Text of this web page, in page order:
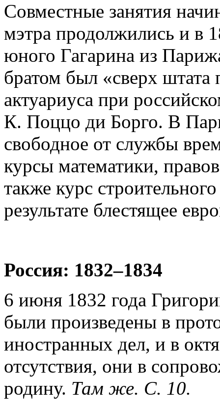
Совместные занятия
мэтра продолжились и в
юного Гагарина из
братом был «сверх
актуариуса при
К. Поццо ди Борго. В
свободное от службы
курсы математики,
также курс
результате блестящее
Россия: 1832–1834
6 июня 1832 года
были произведены в
иностранных дел, и в
отсутствия, они в
родину. Там же. С. 10.